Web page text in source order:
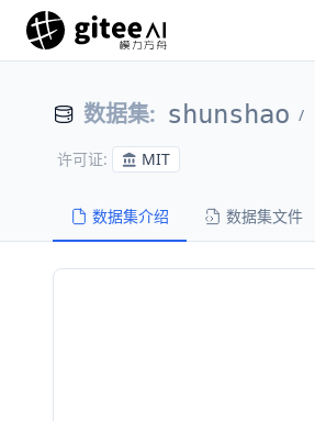
数据集: shunshao /
许可证: MIT
数据集介绍 数据集文件